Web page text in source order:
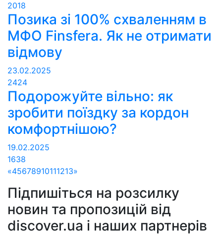
2018
Позика зі 100% схваленням в
МФО Finsfera. Як не отримати
відмову
23.02.2025
2424
Подорожуйте вільно: як
зробити поїздку за кордон
комфортнішою?
19.02.2025
1638
«45678910111213»
Підпишіться на розсилку
новин та пропозицій від
discover.ua і наших партнерів